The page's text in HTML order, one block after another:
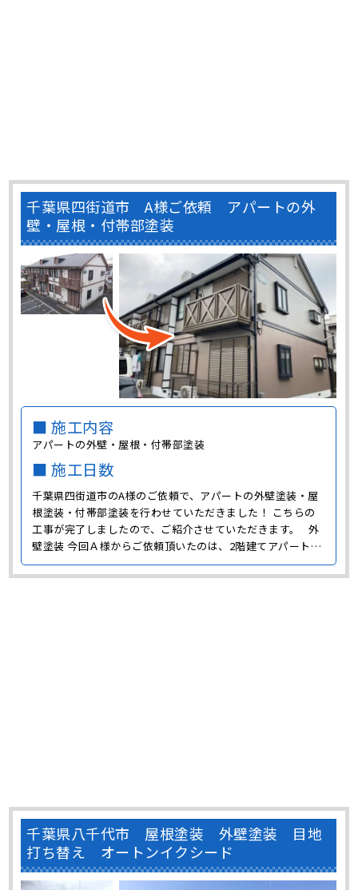
千葉県四街道市 A様ご依頼 アパートの外
壁・屋根・付帯部塗装
■ 施工内容
アパートの外壁・屋根・付帯部塗装
■ 施工日数
千葉県四街道市のA様のご依頼で、アパートの外壁塗装・屋
根塗装・付帯部塗装を行わせていただきました！ こちらの
工事が完了しましたので、ご紹介させていただきます。 外
壁塗装 今回Ａ様からご依頼頂いたのは、2階建てアパートの
塗装です。 施工前のアパートの色は、白と茶色がメインと
なっており、洋風のオシャレな雰囲気が漂っていました。
千葉県八千代市 屋根塗装 外壁塗装 目地
打ち替え オートンイクシード